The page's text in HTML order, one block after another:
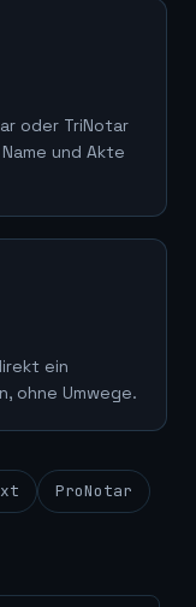
oder TriNotar
und Akte
ein
ohne Umwege.
ProNotar